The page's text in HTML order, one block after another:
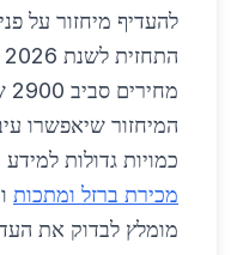
להעדיף מיחזור על
המיחזור שיאפשרו
כמויות גדולות
מכירת ברזל ומתכות
מומלץ לבדוק את